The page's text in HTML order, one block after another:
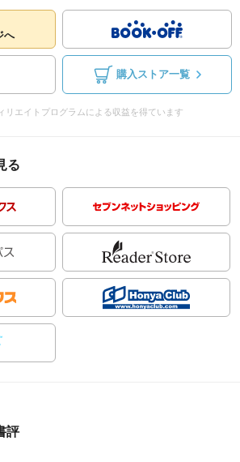
へ
購入ストア一覧
リエイトプログラムによる収益を得ています
る
評